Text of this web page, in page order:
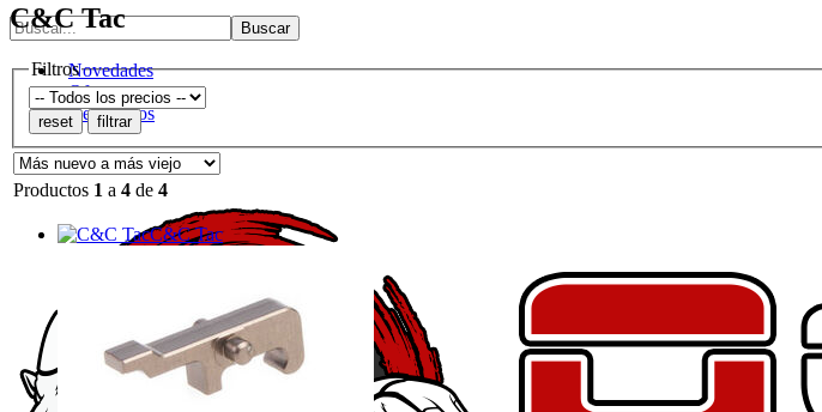
Novedades
Ofertas
Destacados
C&C Tac
Filtros
Productos 1 a 4 de 4
C&C Tac